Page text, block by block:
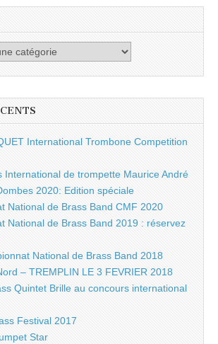
International Trombone Competition
International de trompette Maurice André
2020: Edition spéciale
National de Brass Band CMF 2020
National de Brass Band 2019 : réservez
National de Brass Band 2018
– TREMPLIN LE 3 FEVRIER 2018
Quintet Brille au concours international
Festival 2017
Star